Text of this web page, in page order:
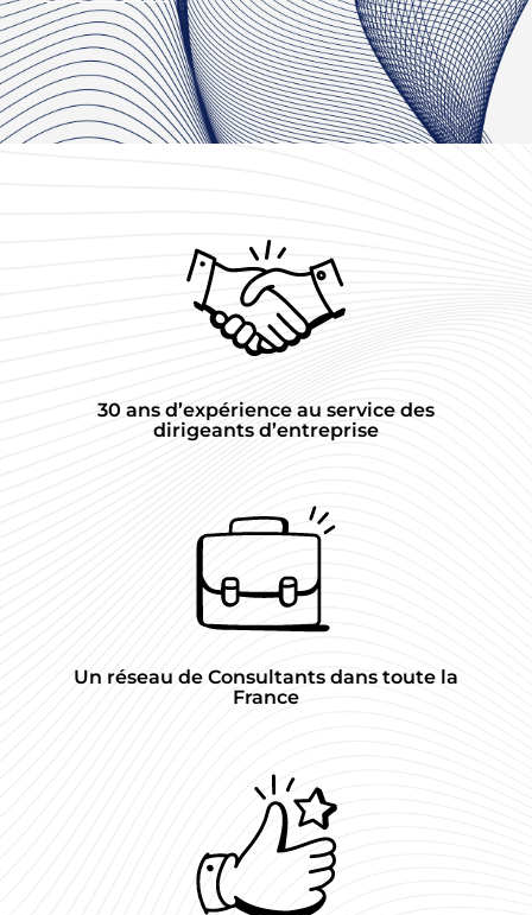
30 ans d’expérience au service des
dirigeants d’entreprise
Un réseau de Consultants dans toute la
France